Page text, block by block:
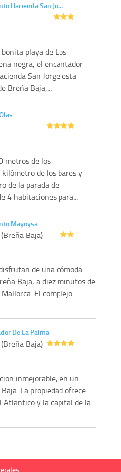
Hacienda San Jo…
playa de Los
negra, el encantador
San Jorge esta
Breña Baja,...
metros de los
de los bares y
de la parada de
4 habitaciones para...
Mayoysa
Baja)
de una cómoda
Baja, a diez minutos de
El complejo
De La Palma
Baja)
inmejorable, en un
La propiedad ofrece
Atlantico y la capital de la